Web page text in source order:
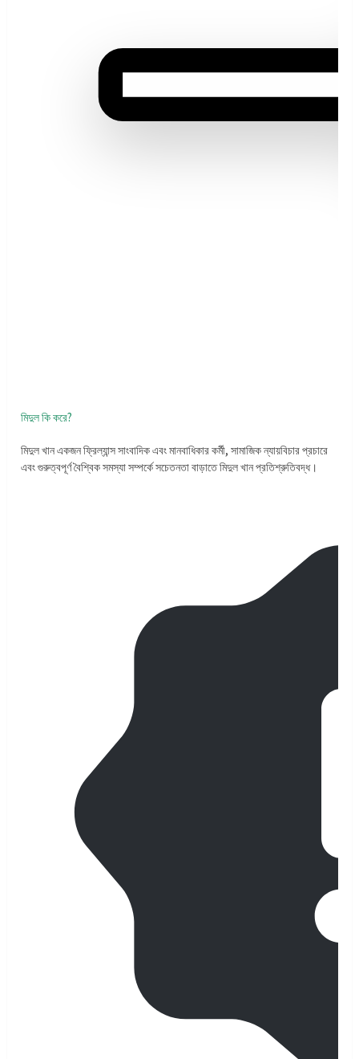
মিদুল কি করে?
মিদুল খান একজন ফ্রিল্যান্স সাংবাদিক এবং মানবাধিকার কর্মী, সামাজিক ন্যায়বিচার প্রচারে
এবং গুরুত্বপূর্ণ বৈশ্বিক সমস্যা সম্পর্কে সচেতনতা বাড়াতে মিদুল খান প্রতিশ্রুতিবদ্ধ।